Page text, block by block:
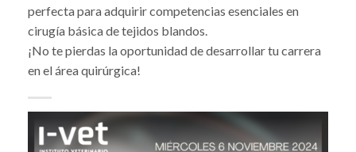
perfecta para adquirir competencias esenciales en
cirugía básica de tejidos blandos.
¡No te pierdas la oportunidad de desarrollar tu carrera
en el área quirúrgica!